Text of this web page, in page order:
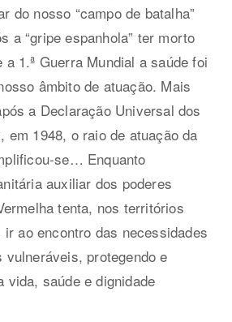
do nosso “campo de batalha”
a “gripe espanhola” ter morto
1.ª Guerra Mundial a saúde foi
âmbito de atuação. Mais
a Declaração Universal dos
em 1948, o raio de atuação da
se… Enquanto
auxiliar dos poderes
tenta, nos territórios
ao encontro das necessidades
protegendo e
vida, saúde e dignidade